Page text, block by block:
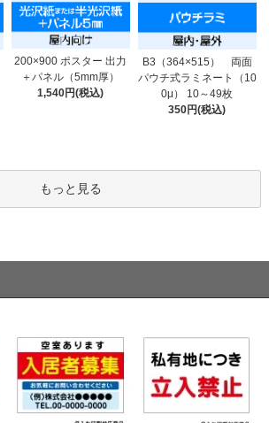
200×900 ポスター 出力
＋パネル（5mm厚）
1,540円(税込)
B3（364×515） 両面
パウチ式ラミネート（10
0μ） 10～49枚
350円(税込)
もっと見る